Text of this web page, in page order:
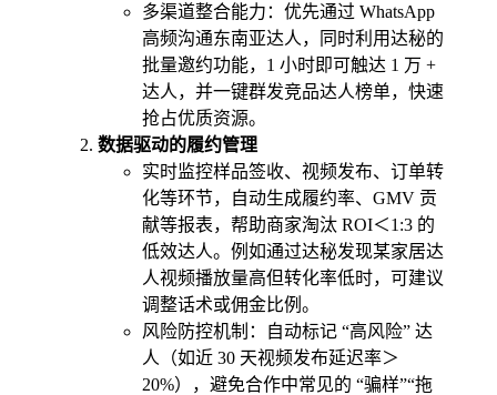
多渠道整合能力：优先通过 WhatsApp
高频沟通东南亚达人，同时利用达秘的
批量邀约功能，1 小时即可触达 1 万 +
达人，并一键群发竞品达人榜单，快速
抢占优质资源。
数据驱动的履约管理
实时监控样品签收、视频发布、订单转
化等环节，自动生成履约率、GMV 贡
献等报表，帮助商家淘汰 ROI＜1:3 的
低效达人。例如通过达秘发现某家居达
人视频播放量高但转化率低时，可建议
调整话术或佣金比例。
风险防控机制：自动标记 “高风险” 达
人（如近 30 天视频发布延迟率＞
20%），避免合作中常见的 “骗样”“拖